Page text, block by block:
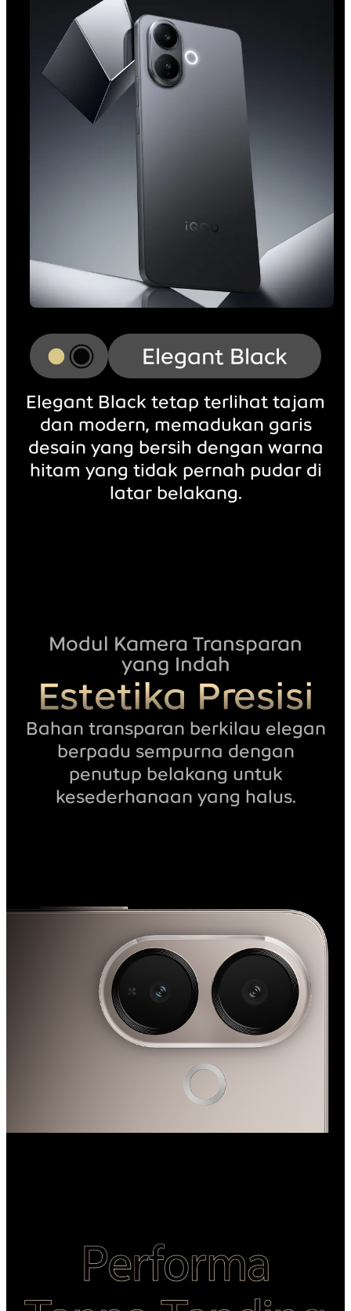
Titanium Gold
Titanium Gold menangkap
kehangatan keemasan senja,
bersinar dengan keanggunan
yang bersahaja dan hasil akhir
yang premium.
Elegant Black tetap terlihat tajam
dan modern, memadukan garis
desain yang bersih dengan warna
hitam yang tidak pernah pudar di
latar belakang.
Modul Kamera Transparan
yang Indah
Estetika Presisi
Bahan transparan berkilau elegan
berpadu sempurna dengan
penutup belakang untuk
kesederhanaan yang halus.